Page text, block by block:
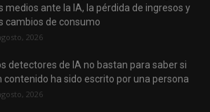
medios ante la IA, la pérdida de ingresos y
cambios de consumo
2026
detectores de IA no bastan para saber si
contenido ha sido escrito por una persona
2026